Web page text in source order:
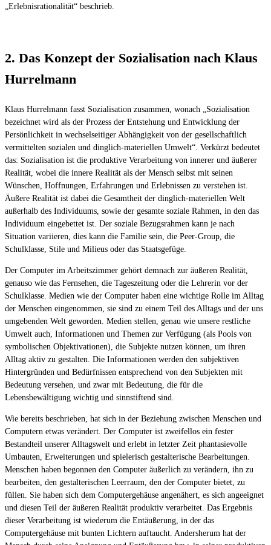
„Erlebnisrationalität“ beschrieb.
2. Das Konzept der Sozialisation nach Klaus
Hurrelmann
Klaus Hurrelmann fasst Sozialisation zusammen, wonach „Sozialisation
bezeichnet wird als der Prozess der Entstehung und Entwicklung der
Persönlichkeit in wechselseitiger Abhängigkeit von der gesellschaftlich
vermittelten sozialen und dinglich-materiellen Umwelt“. Verkürzt bedeutet
das: Sozialisation ist die produktive Verarbeitung von innerer und äußerer
Realität, wobei die innere Realität als der Mensch selbst mit seinen
Wünschen, Hoffnungen, Erfahrungen und Erlebnissen zu verstehen ist.
Äußere Realität ist dabei die Gesamtheit der dinglich-materiellen Welt
außerhalb des Individuums, sowie der gesamte soziale Rahmen, in den das
Individuum eingebettet ist. Der soziale Bezugsrahmen kann je nach
Situation variieren, dies kann die Familie sein, die Peer-Group, die
Schulklasse, Stile und Milieus oder das Staatsgefüge.
Der Computer im Arbeitszimmer gehört demnach zur äußeren Realität,
genauso wie das Fernsehen, die Tageszeitung oder die Lehrerin vor der
Schulklasse. Medien wie der Computer haben eine wichtige Rolle im Alltag
der Menschen eingenommen, sie sind zu einem Teil des Alltags und der uns
umgebenden Welt geworden. Medien stellen, genau wie unsere restliche
Umwelt auch, Informationen und Themen zur Verfügung (als Pools von
symbolischen Objektivationen), die Subjekte nutzen können, um ihren
Alltag aktiv zu gestalten. Die Informationen werden den subjektiven
Hintergründen und Bedürfnissen entsprechend von den Subjekten mit
Bedeutung versehen, und zwar mit Bedeutung, die für die
Lebensbewältigung wichtig und sinnstiftend sind.
Wie bereits beschrieben, hat sich in der Beziehung zwischen Menschen und
Computern etwas verändert. Der Computer ist zweifellos ein fester
Bestandteil unserer Alltagswelt und erlebt in letzter Zeit phantasievolle
Umbauten, Erweiterungen und spielerisch gestalterische Bearbeitungen.
Menschen haben begonnen den Computer äußerlich zu verändern, ihn zu
bearbeiten, den gestalterischen Leerraum, den der Computer bietet, zu
füllen. Sie haben sich dem Computergehäuse angenähert, es sich angeeignet
und diesen Teil der äußeren Realität produktiv verarbeitet. Das Ergebnis
dieser Verarbeitung ist wiederum die Entäußerung, in der das
Computergehäuse mit bunten Lichtern auftaucht. Andersherum hat der